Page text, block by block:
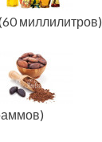
миллилитров)